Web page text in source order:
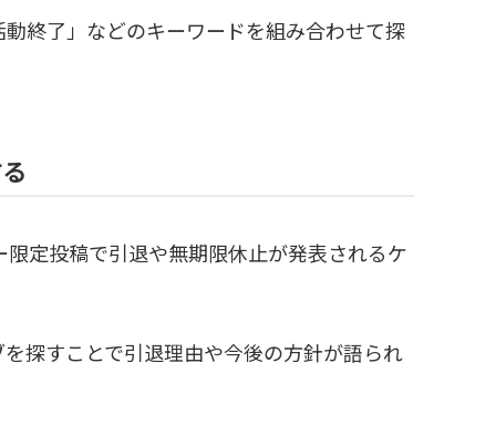
終了」などのキーワードを組み合わせて探
定投稿で引退や無期限休止が発表されるケ
探すことで引退理由や今後の方針が語られ